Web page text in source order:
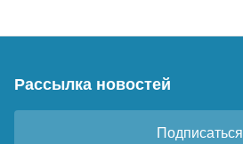
Рассылка новостей
Подписаться